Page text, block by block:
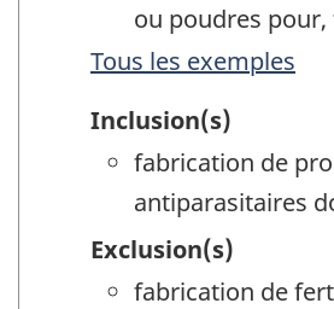
ou poudres
Tous les exemples
Inclusion(s)
fabrication de
antiparasitaires
Exclusion(s)
fabrication de